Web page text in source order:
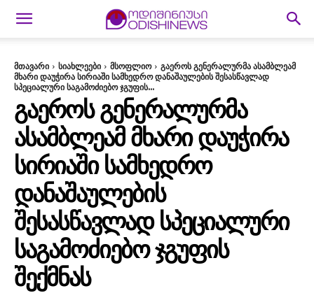
მთავარი სიახლეები მსოფლიო
გაეროს გენერალურმა ასამბლეამ
მხარი დაუჭირა სირიაში სამხედრო დანაშაულების შესასწავლად
სპეციალური საგამოძიებო ჯგუფის...
ᲒᲐᲔᲠᲝᲡ ᲒᲔᲜᲔᲠᲐᲚᲣᲠᲛᲐ
ᲐᲡᲐᲛᲑᲚᲔᲐᲛ ᲛᲮᲐᲠᲘ ᲓᲐᲣᲭᲘᲠᲐ
ᲡᲘᲠᲘᲐᲨᲘ ᲡᲐᲛᲮᲔᲓᲠᲝ
ᲓᲐᲜᲐᲨᲐᲣᲚᲔᲑᲘᲡ
ᲨᲔᲡᲐᲡᲬᲐᲕᲚᲐᲓ ᲡᲞᲔᲪᲘᲐᲚᲣᲠᲘ
ᲡᲐᲒᲐᲛᲝᲫᲘᲔᲑᲝ ᲯᲒᲣᲤᲘᲡ
ᲨᲔᲥᲛᲜᲐᲡ